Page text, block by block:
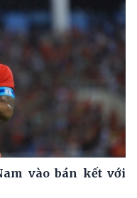
vào bán kết với